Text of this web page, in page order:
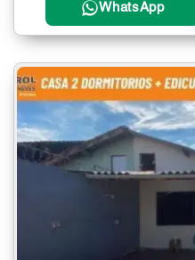
WhatsApp